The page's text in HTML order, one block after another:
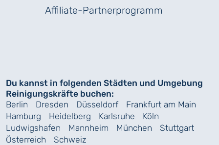
Affiliate-Partnerprogramm
Du kannst in folgenden Städten und Umgebung
Reinigungskräfte buchen:
Berlin
Dresden Düsseldorf
Frankfurt am Main
Hamburg
Heidelberg Karlsruhe
Köln
Ludwigshafen
Mannheim München
Stuttgart
Österreich
Schweiz